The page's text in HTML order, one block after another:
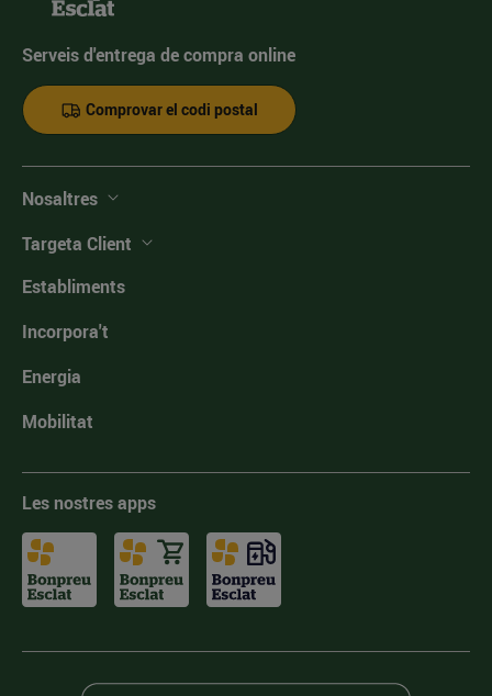
Serveis d'entrega de compra online
Comprovar el codi postal
Nosaltres
Targeta Client
Establiments
Incorpora't
Energia
Mobilitat
Les nostres apps